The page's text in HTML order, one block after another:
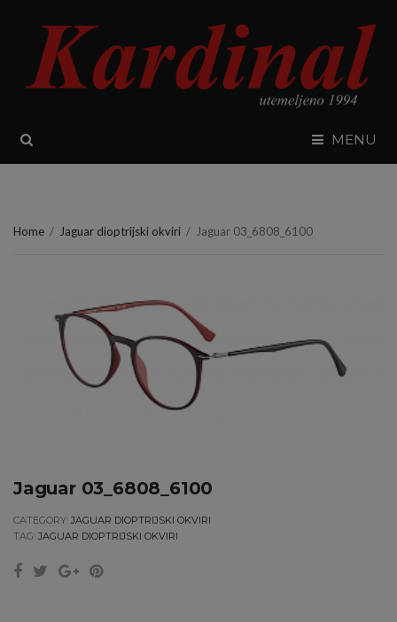
MENU
Home / Jaguar dioptrijski okviri / Jaguar 03_6808_6100
Jaguar 03_6808_6100
CATEGORY: JAGUAR DIOPTRIJSKI OKVIRI
TAG: JAGUAR DIOPTRIJSKI OKVIRI